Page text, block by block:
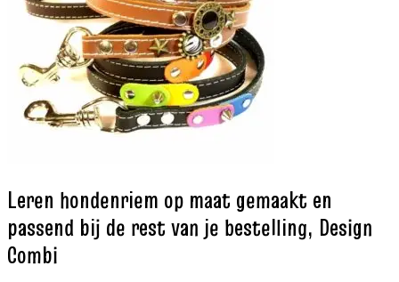
Leren hondenriem op maat gemaakt en
passend bij de rest van je bestelling, Design
Combi